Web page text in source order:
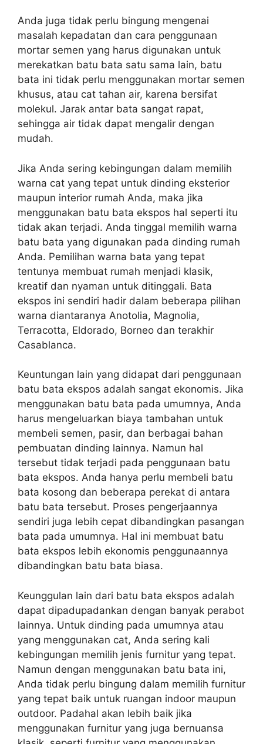
Anda juga tidak perlu bingung mengenai
masalah kepadatan dan cara penggunaan
mortar semen yang harus digunakan untuk
merekatkan batu bata satu sama lain, batu
bata ini tidak perlu menggunakan mortar semen
khusus, atau cat tahan air, karena bersifat
molekul. Jarak antar bata sangat rapat,
sehingga air tidak dapat mengalir dengan
mudah.
Jika Anda sering kebingungan dalam memilih
warna cat yang tepat untuk dinding eksterior
maupun interior rumah Anda, maka jika
menggunakan batu bata ekspos hal seperti itu
tidak akan terjadi. Anda tinggal memilih warna
batu bata yang digunakan pada dinding rumah
Anda. Pemilihan warna bata yang tepat
tentunya membuat rumah menjadi klasik,
kreatif dan nyaman untuk ditinggali. Bata
ekspos ini sendiri hadir dalam beberapa pilihan
warna diantaranya Anotolia, Magnolia,
Terracotta, Eldorado, Borneo dan terakhir
Casablanca.
Keuntungan lain yang didapat dari penggunaan
batu bata ekspos adalah sangat ekonomis. Jika
menggunakan batu bata pada umumnya, Anda
harus mengeluarkan biaya tambahan untuk
membeli semen, pasir, dan berbagai bahan
pembuatan dinding lainnya. Namun hal
tersebut tidak terjadi pada penggunaan batu
bata ekspos. Anda hanya perlu membeli batu
bata kosong dan beberapa perekat di antara
batu bata tersebut. Proses pengerjaannya
sendiri juga lebih cepat dibandingkan pasangan
bata pada umumnya. Hal ini membuat batu
bata ekspos lebih ekonomis penggunaannya
dibandingkan batu bata biasa.
Keunggulan lain dari batu bata ekspos adalah
dapat dipadupadankan dengan banyak perabot
lainnya. Untuk dinding pada umumnya atau
yang menggunakan cat, Anda sering kali
kebingungan memilih jenis furnitur yang tepat.
Namun dengan menggunakan batu bata ini,
Anda tidak perlu bingung dalam memilih furnitur
yang tepat baik untuk ruangan indoor maupun
outdoor. Padahal akan lebih baik jika
menggunakan furnitur yang juga bernuansa